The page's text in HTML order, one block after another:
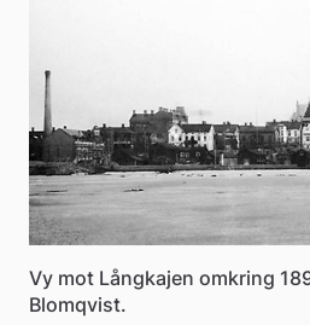
Vy mot Långkajen omkring
Blomqvist.